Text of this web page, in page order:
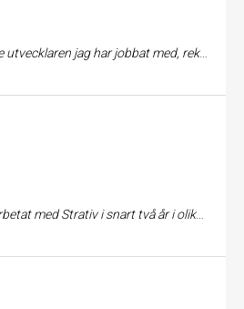
jag har jobbat med, rekommenderar varmast!
som kan summeras till flera miljoner kronor i utvecklingstimmar. Strativ är prisvärda, effektiva, kompetenta och väldigt trevliga! Rekommenderas till alla som behöver riktigt proffsiga IT utvecklare.